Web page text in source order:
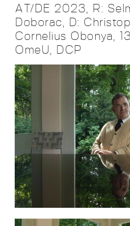
AT/DE 2023, R:
Doborac, D:
Cornelius Obonya,
OmeU, DCP